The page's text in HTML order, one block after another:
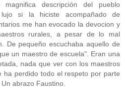
descripción del pueblo
si la hiciste acompañado de
me han evocado la devocion y
rurales, a pesar de lo mal
De pequeño escuchaba aquello de
un maestro de escuela". Eran una
nada que ver con los maestros
ha perdido todo el respeto por parte
abrazo Faustino.